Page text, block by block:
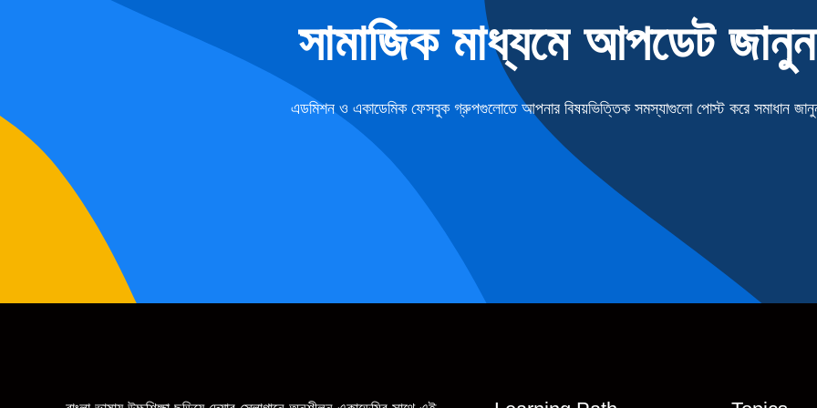
সামাজিক মাধ্যমে আপডেট জানুন
এডমিশন ও একাডেমিক ফেসবুক গ্রুপগুলোতে আপনার বিষয়ভিত্তিক সমস্যাগুলো পোস্ট করে সমাধান